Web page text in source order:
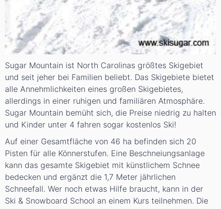
Sugar Mountain ist North Carolinas größtes Skigebiet
und seit jeher bei Familien beliebt. Das Skigebiete bietet
alle Annehmlichkeiten eines großen Skigebietes,
allerdings in einer ruhigen und familiären Atmosphäre.
Sugar Mountain bemüht sich, die Preise niedrig zu halten
und Kinder unter 4 fahren sogar kostenlos Ski!
Auf einer Gesamtfläche von 46 ha befinden sich 20
Pisten für alle Könnerstufen. Eine Beschneiungsanlage
kann das gesamte Skigebiet mit künstlichem Schnee
bedecken und ergänzt die 1,7 Meter jährlichen
Schneefall. Wer noch etwas Hilfe braucht, kann in der
Ski & Snowboard School an einem Kurs teilnehmen. Die